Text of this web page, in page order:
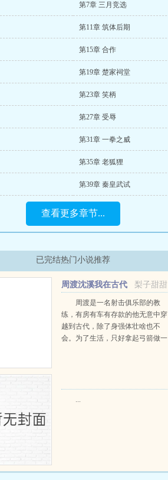
第7章 三月竞选
第11章 筑体后期
第15章 合作
第19章 楚家祠堂
第23章 笑柄
第27章 受辱
第31章 一拳之威
第35章 老狐狸
第39章 秦皇武试
查看更多章节...
已完结热门小说推荐
梨子甜甜
周渡沈溪我在古代
当猎户小说免费在线阅读
周渡是一名射击俱乐部的教
练，有房有车有存款的他无意中穿
越到古代，除了身强体壮啥也不
会。为了生活，只好拿起弓箭做一
...